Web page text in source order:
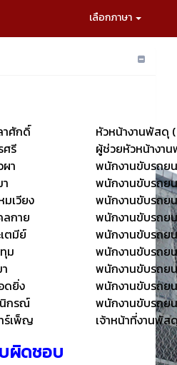
เลือกภาษา
าศักดิ์
หัวหน้างานพัสดุ
ศรี
ผู้ช่วยหัวหน้างา
า
พนักงานขับรถย
พนักงานขับรถย
เวียง
พนักงานขับรถย
ลกาย
พนักงานขับรถย
ตมีย์
พนักงานขับรถย
ม
พนักงานขับรถย
พนักงานขับรถย
ดยิ่ง
พนักงานขับรถย
กรณ์
พนักงานขับรถย
ร์เพ็ญ เจ้าหน้าที่งานพัส
ผิดชอบ